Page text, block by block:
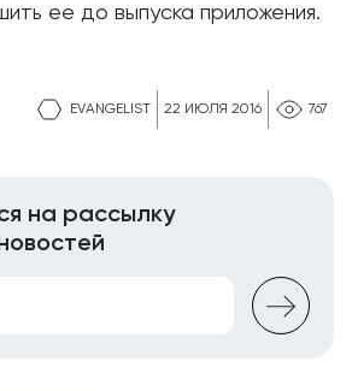
EVANGELIST 22 ИЮЛЯ 2016 767
ее до выпуска приложения.
на рассылку